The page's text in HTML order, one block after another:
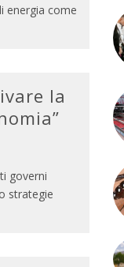
energia come
la
governi
strategie